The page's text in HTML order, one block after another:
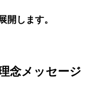
開します。
念メッセージ